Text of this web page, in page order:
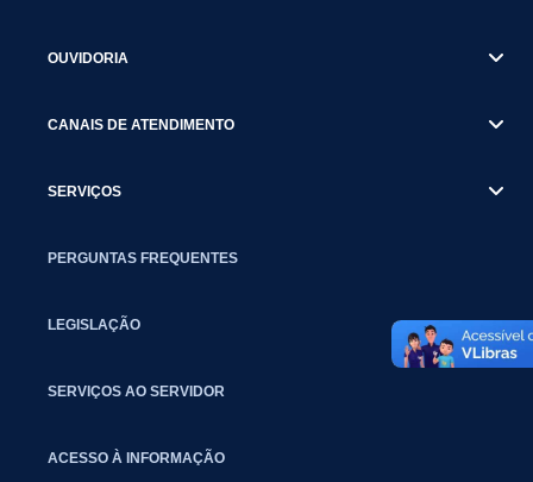
OUVIDORIA
CANAIS DE ATENDIMENTO
SERVIÇOS
PERGUNTAS FREQUENTES
LEGISLAÇÃO
SERVIÇOS AO SERVIDOR
ACESSO À INFORMAÇÃO